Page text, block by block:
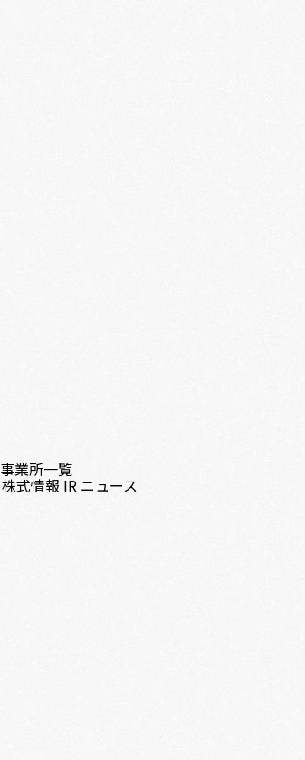
事業所一覧
株式情報 IR ニュース